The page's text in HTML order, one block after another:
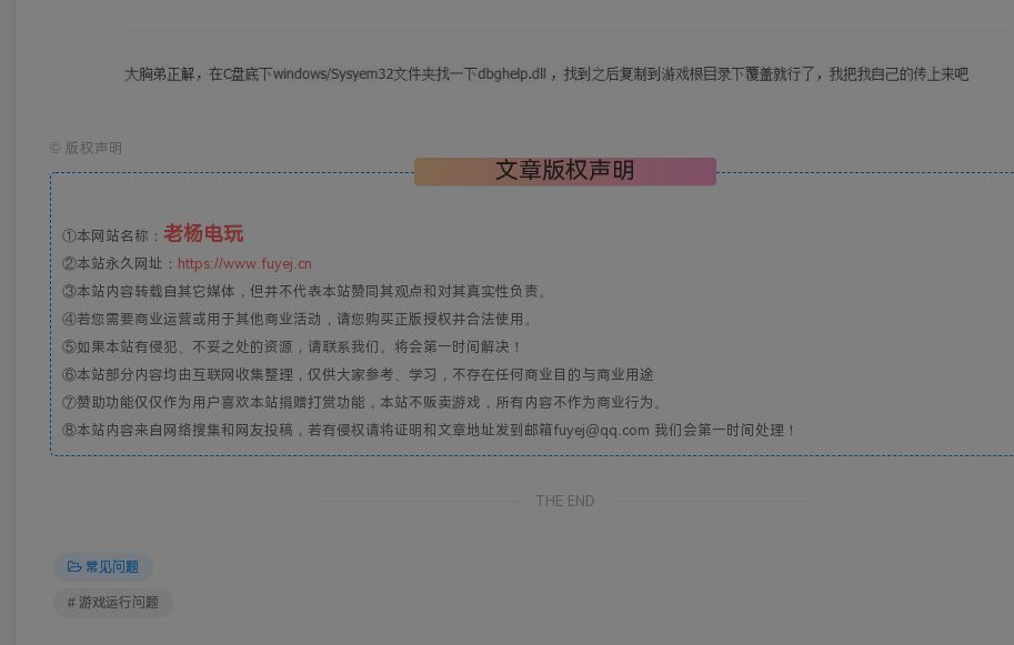
© 版权声明
文章版权声明
①本网站名称： 老杨电玩
②本站永久网址： https://www.fuyej.cn
③本站内容转载自其它媒体，但并不代表本站赞同其观点和对其真实性负责。
④若您需要商业运营或用于其他商业活动，请您购买正版授权并合法使用。
⑤如果本站有侵犯、不妥之处的资源，请联系我们。将会第一时间解决！
⑥本站部分内容均由互联网收集整理，仅供大家参考、学习，不存在任何商业目的与商业用途
⑦赞助功能仅仅作为用户喜欢本站捐赠打赏功能，本站不贩卖游戏，所有内容不作为商业行为。
⑧本站内容来自网络搜集和网友投稿，若有侵权请将证明和文章地址发到邮箱fuyej@qq.com 我们会第一时间处理！
THE END
常见问题
# 游戏运行问题